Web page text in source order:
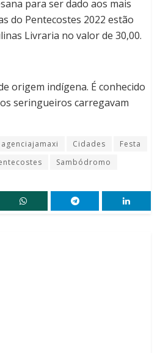
para ser dado aos mais
do Pentecostes 2022 estão
Livraria no valor de 30,00.
origem indígena. É conhecido
seringueiros carregavam
agenciajamaxi Cidades
Festa
Sambódromo